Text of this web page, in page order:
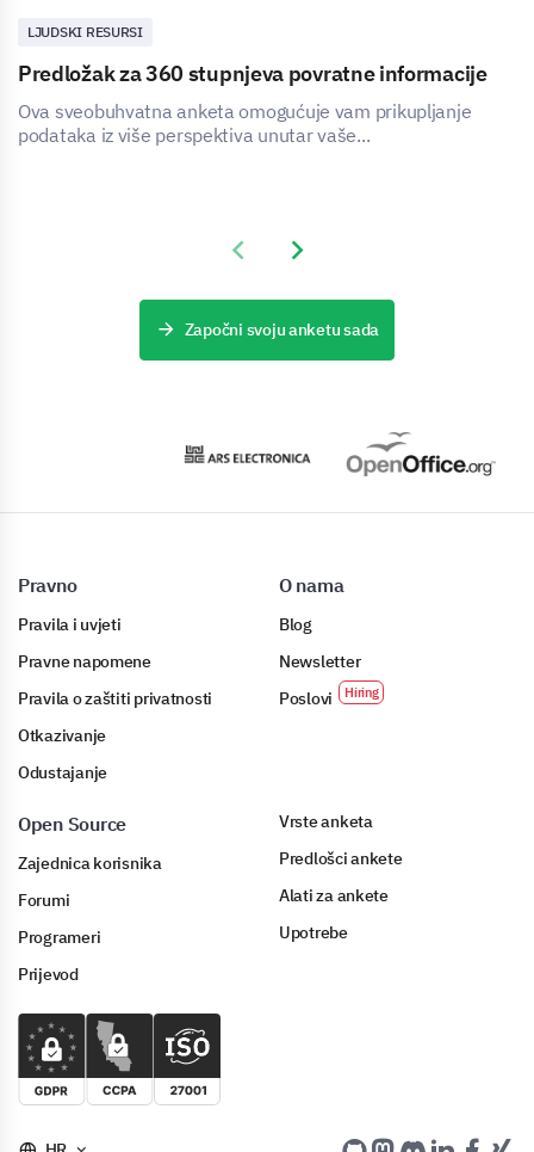
LJUDSKI RESURSI
Predložak za 360 stupnjeva povratne informacije
Ova sveobuhvatna anketa omogućuje vam prikupljanje
podataka iz više perspektiva unutar vaše...
Previous slide
Next slide
Započni svoju anketu sada
Pravno
Pravila i uvjeti
Pravne napomene
Pravila o zaštiti privatnosti
Otkazivanje
Odustajanje
O nama
Blog
Newsletter
Poslovi
Open Source
Zajednica korisnika
Forumi
Programeri
Prijevod
Vrste anketa
Predlošci ankete
Alati za ankete
Upotrebe